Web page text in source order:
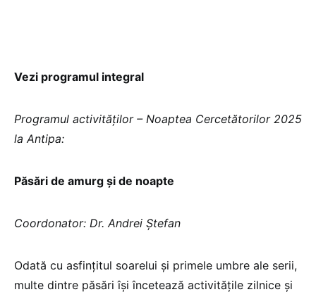
Vezi programul integral
Programul activităților – Noaptea Cercetătorilor 2025
la Antipa:
Păsări de amurg și de noapte
Coordonator: Dr. Andrei Ștefan
Odată cu asfințitul soarelui și primele umbre ale serii,
multe dintre păsări își încetează activitățile zilnice și